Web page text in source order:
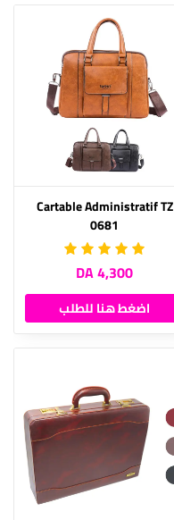
Cartable Administratif TZ
0681
4,300 DA
اضغط هنا للطلب